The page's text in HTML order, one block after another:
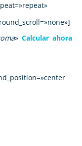
»Calcular ahora